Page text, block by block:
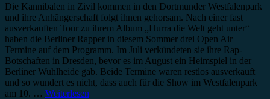
Die Kannibalen in Zivil kommen in den Dortmunder Westfalenpark
und ihre Anhängerschaft folgt ihnen gehorsam. Nach einer fast
ausverkauften Tour zu ihrem Album „Hurra die Welt geht unter“
haben die Berliner Rapper in diesem Sommer drei Open Air
Termine auf dem Programm. Im Juli verkündeten sie ihre Rap-
Botschaften in Dresden, bevor es im August ein Heimspiel in der
Berliner Wuhlheide gab. Beide Termine waren restlos ausverkauft
und so wundert es nicht, dass auch für die Show im Westfalenpark
am 10. … Weiterlesen